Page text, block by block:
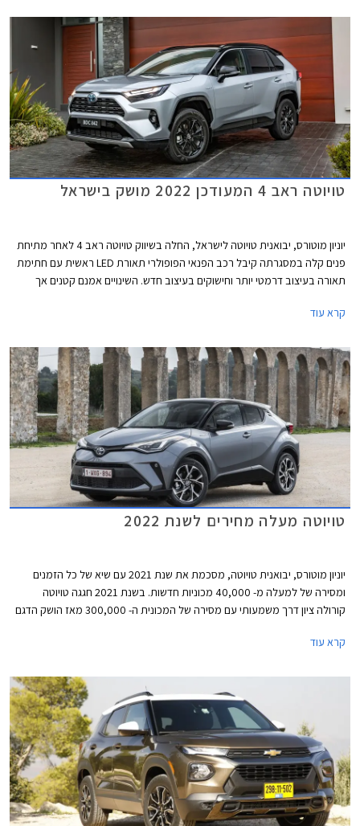
טויוטה ראב 4 המעודכן 2022 מושק בישראל
יוניון מוטורס, יבואנית טויוטה לישראל, החלה בשיווק טויוטה ראב 4 לאחר מתיחת
פנים קלה במסגרתה קיבל רכב הפנאי הפופולרי תאורת LED ראשית עם חתימת
תאורה בעיצוב דרמטי יותר וחישוקים בעיצוב חדש. השינויים אמנם קטנים אך
קרא עוד
טויוטה מעלה מחירים לשנת 2022
יוניון מוטורס, יבואנית טויוטה, מסכמת את שנת 2021 עם שיא של כל הזמנים
ומסירה של למעלה מ- 40,000 מכוניות חדשות. בשנת 2021 חגגה טויוטה
קורולה ציון דרך משמעותי עם מסירה של המכונית ה- 300,000 מאז הושק הדגם
קרא עוד